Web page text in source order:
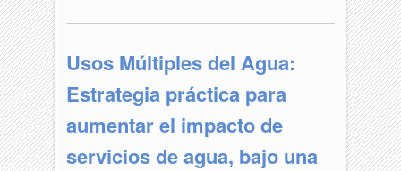
Usos Múltiples del Agua:
Estrategia práctica para
aumentar el impacto de
servicios de agua, bajo una